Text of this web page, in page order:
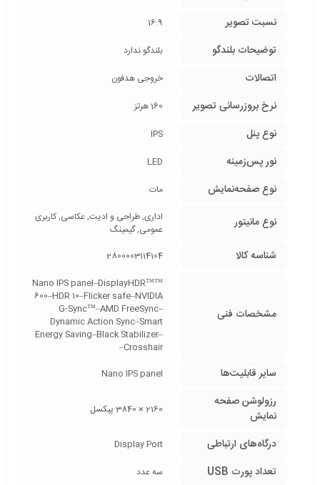
نسبت تصویر 16:9
توضیحات بلندگو بلندگو ندارد
اتصالات خروجی هدفون
نرخ بروزرسانی تصویر 160 هرتز
نوع پنل IPS
نور پس‌زمینه LED
نوع صفحه‌نمایش مات
نوع مانیتور
اداری, طراحی و ادیت, عکاسی, کاربری
عمومی, گیمینگ
شناسه کالا 2800003114104
مشخصات فنی
™Nano IPS panel–DisplayHDR™
600–HDR 10–Flicker safe–NVIDIA
G-Sync™–AMD FreeSync–
Dynamic Action Sync–Smart
Energy Saving–Black Stabilizer–
Crosshair–
سایر قابلیت‌ها Nano IPS panel
رزولوشن صفحه
نمایش
2160 × 3840 پیکسل
درگاه‌های ارتباطی Display Port
تعداد پورت USB سه عدد